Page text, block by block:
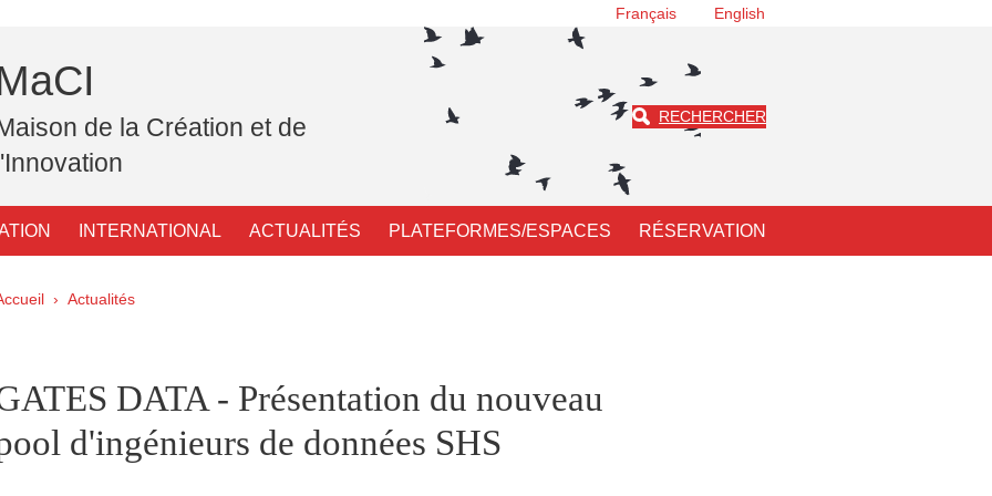
Français English
de la Création et de
RECHERCHER
INTERNATIONAL ACTUALITÉS PLATEFORMES/ESPACES RÉSERVATION
d'Ariane
Actualités
Sidebar
DATA - Présentation du nouveau
d'ingénieurs de données SHS